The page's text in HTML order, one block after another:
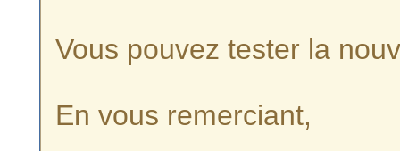
Vous pouvez tester la
En vous remerciant,